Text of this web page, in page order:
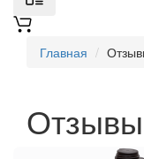
Главная
Отзывы